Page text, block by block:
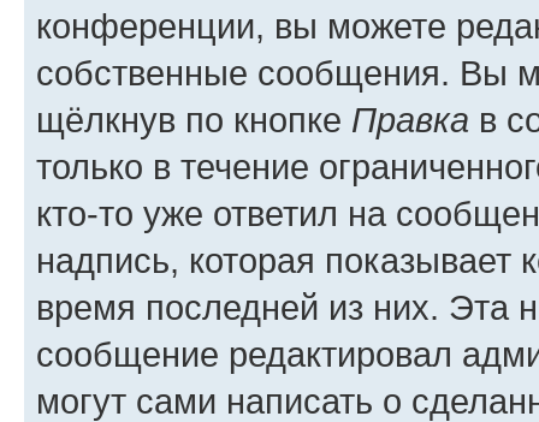
конференции, вы можете
собственные сообщения. Вы
щёлкнув по кнопке Правка в
только в течение
кто-то уже ответил на
надпись, которая показывает
время последней из них. Эта
сообщение редактировал
могут сами написать о